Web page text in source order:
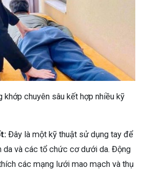
khớp chuyên sâu kết hợp nhiều kỹ
Đây là một kỹ thuật sử dụng tay để
da và các tổ chức cơ dưới da. Động
các mạng lưới mao mạch và thụ